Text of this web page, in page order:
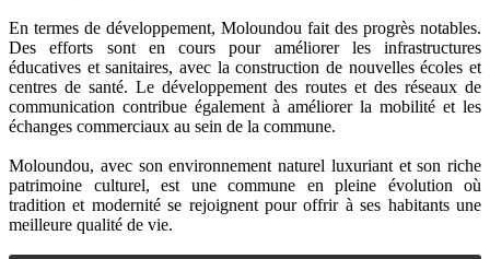
En termes de développement, Moloundou fait des progrès notables.
Des efforts sont en cours pour améliorer les infrastructures
éducatives et sanitaires, avec la construction de nouvelles écoles et
centres de santé. Le développement des routes et des réseaux de
communication contribue également à améliorer la mobilité et les
échanges commerciaux au sein de la commune.
Moloundou, avec son environnement naturel luxuriant et son riche
patrimoine culturel, est une commune en pleine évolution où
tradition et modernité se rejoignent pour offrir à ses habitants une
meilleure qualité de vie.